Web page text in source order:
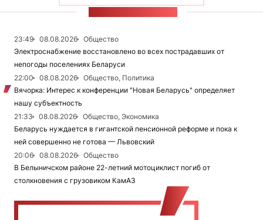
23:49 08.08.2026
Общество
Электроснабжение восстановлено во всех пострадавших от
непогоды поселениях Беларуси
22:00
08.08.2026
Общество, Политика
Вячорка: Интерес к конференции "Новая Беларусь" определяет
нашу субъектность
21:33
08.08.2026
Общество, Экономика
Беларусь нуждается в гигантской пенсионной реформе и пока к
ней совершенно не готова — Львовский
20:06
08.08.2026
Общество
В Белыничском районе 22-летний мотоциклист погиб от
столкновения с грузовиком КамАЗ